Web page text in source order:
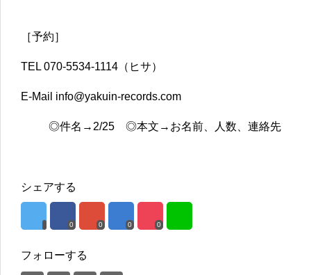
［予約］
TEL 070-5534-1114（ヒサ）
E-Mail info@yakuin-records.com
◎件名→2/25 ◎本文→お名前、人数、連絡先
シェアする
0 0 0 0
フォローする